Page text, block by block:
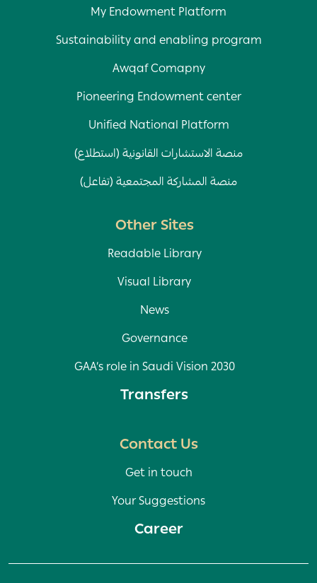
My Endowment Platform
Sustainability and enabling program
Awqaf Comapny
Pioneering Endowment center
Unified National Platform
منصة الاستشارات القانونية (استطلاع)
منصة المشاركة المجتمعية (تفاعل)
Other Sites
Readable Library
Visual Library
News
Governance
GAA’s role in Saudi Vision 2030
Transfers
Contact Us
Get in touch
Your Suggestions
Career